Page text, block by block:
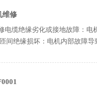
维修
电缆绝缘劣化或接地故障‌：
间绝缘损坏‌：电机内部故障